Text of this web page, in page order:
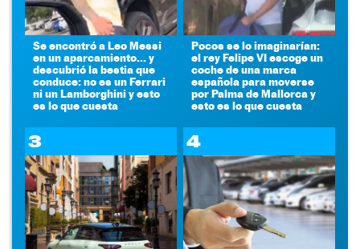
Se encontró a Leo Messi
en un aparcamiento... y
descubrió la bestia que
conduce: no es un Ferrari
ni un Lamborghini y esto
es lo que cuesta
Pocos se lo imaginarían:
el rey Felipe VI escoge un
coche de una marca
española para moverse
por Palma de Mallorca y
esto es lo que cuesta
3 4